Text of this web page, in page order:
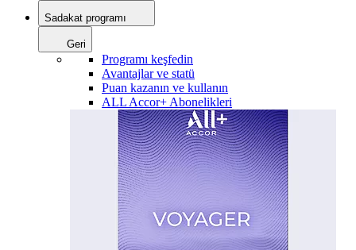
Sadakat programı
Geri
Programı keşfedin
Avantajlar ve statü
Puan kazanın ve kullanın
ALL Accor+ Abonelikleri